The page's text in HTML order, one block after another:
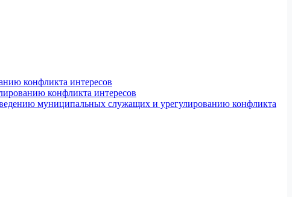
конфликта интересов
конфликта интересов
муниципальных служащих и урегулированию конфликта